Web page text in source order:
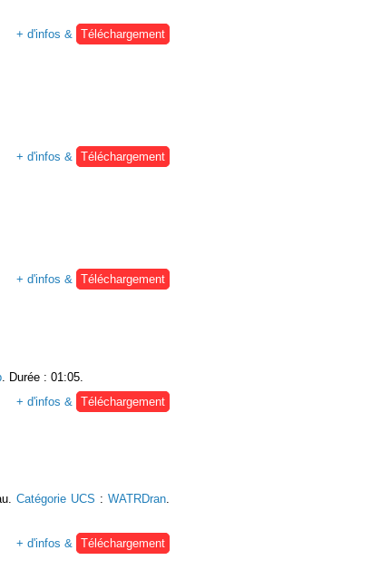
+ d'infos & Téléchargement
+ d'infos &
Téléchargement
+ d'infos &
Téléchargement
. Durée : 01:05.
+ d'infos &
Téléchargement
Catégorie UCS :WATRDran.
+ d'infos & Téléchargement